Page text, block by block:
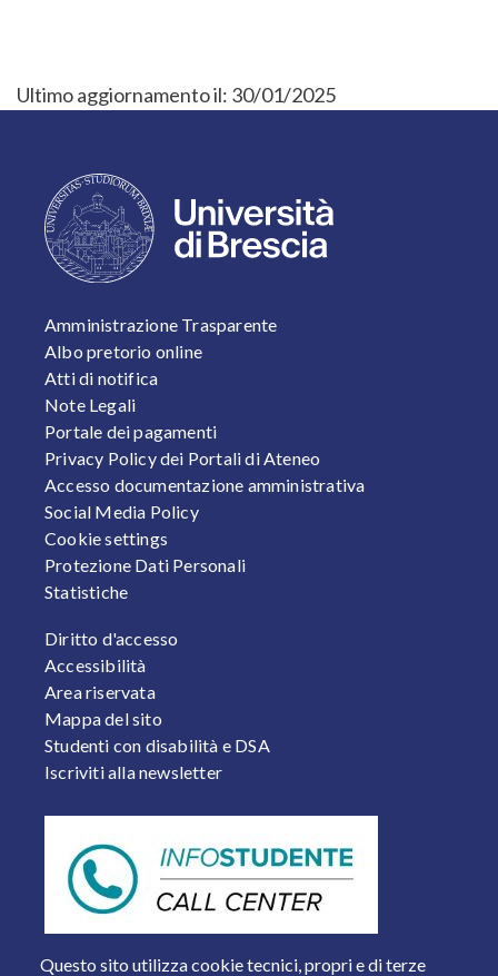
Ultimo aggiornamento il: 30/01/2025
Questo sito utilizza cookie tecnici, propri e di terze
FOOTER 1
Amministrazione Trasparente
Albo pretorio online
Atti di notifica
Note Legali
Portale dei pagamenti
Privacy Policy dei Portali di Ateneo
Accesso documentazione amministrativa
Social Media Policy
Cookie settings
Protezione Dati Personali
Statistiche
FOOTER 2
Diritto d'accesso
Accessibilità
Area riservata
Mappa del sito
Studenti con disabilità e DSA
Iscriviti alla newsletter